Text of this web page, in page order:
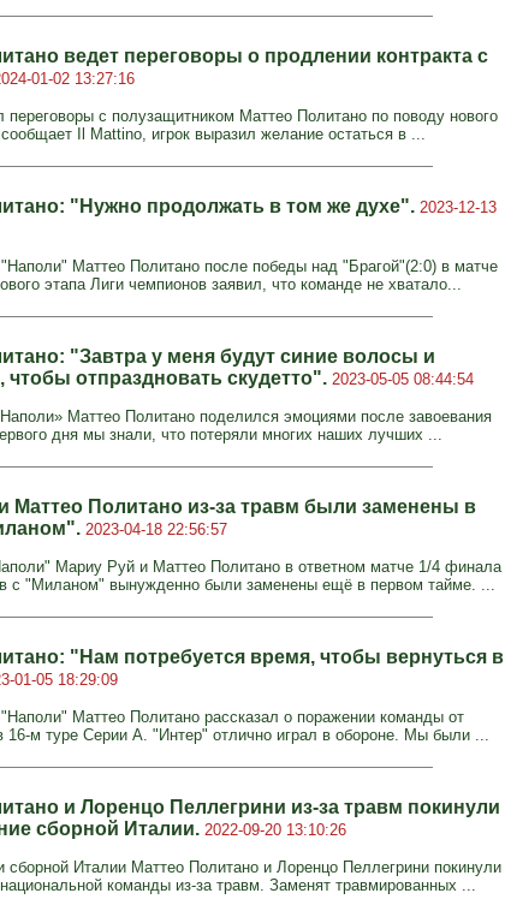
ведет переговоры о продлении контракта с
01-02 13:27:16
переговоры с полузащитником Маттео Политано по поводу нового
сообщает Il Mattino, игрок выразил желание остаться в ...
"Нужно продолжать в том же духе". 2023-12-13
Маттео Политано после победы над "Брагой"(2:0) в матче
этапа Лиги чемпионов заявил, что команде не хватало...
"Завтра у меня будут синие волосы и
чтобы отпраздновать скудетто". 2023-05-05 08:44:54
Маттео Политано поделился эмоциями после завоевания
дня мы знали, что потеряли многих наших лучших ...
Маттео Политано из-за травм были заменены в
2023-04-18 22:56:57
Мариу Руй и Маттео Политано в ответном матче 1/4 финала
с "Миланом" вынужденно были заменены ещё в первом тайме. ...
"Нам потребуется время, чтобы вернуться в
01-05 18:29:09
Маттео Политано рассказал о поражении команды от
16-м туре Серии А. "Интер" отлично играл в обороне. Мы были ...
и Лоренцо Пеллегрини из-за травм покинули
сборной Италии. 2022-09-20 13:10:26
сборной Италии Маттео Политано и Лоренцо Пеллегрини покинули
команды из-за травм. Заменят травмированных ...